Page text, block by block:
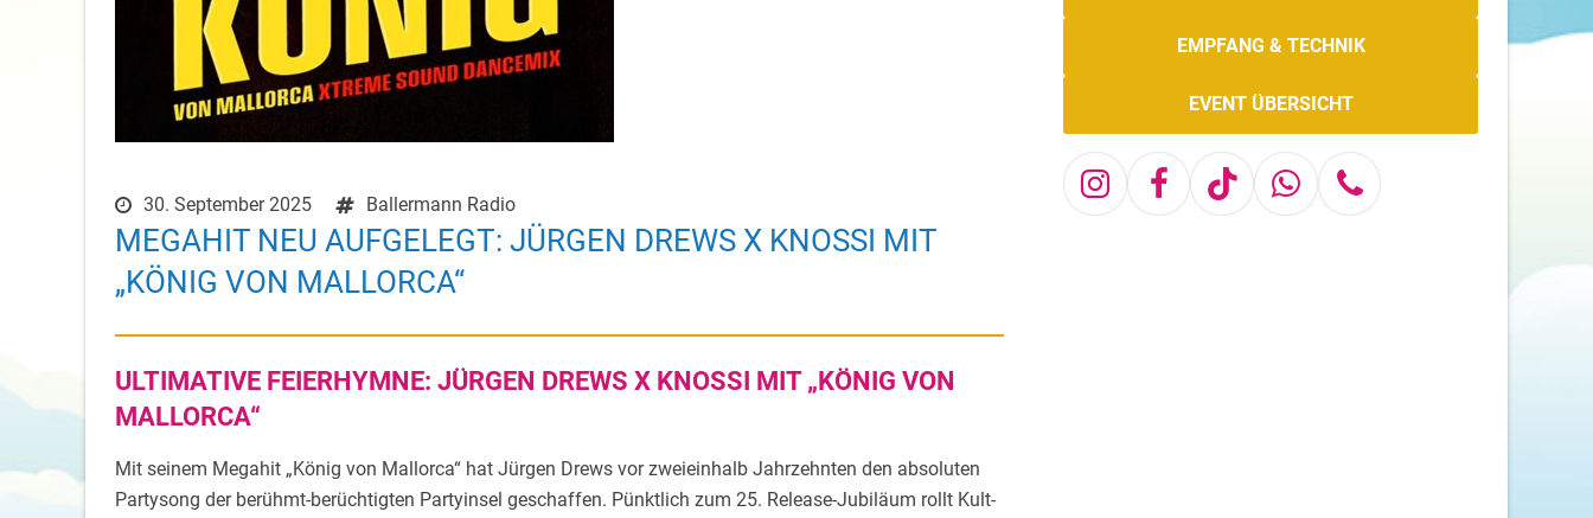
30. September 2025 Ballermann Radio
MEGAHIT NEU AUFGELEGT: JÜRGEN DREWS X KNOSSI MIT
„KÖNIG VON MALLORCA“
ULTIMATIVE FEIERHYMNE: JÜRGEN DREWS X KNOSSI MIT „KÖNIG VON
MALLORCA“
Mit seinem Megahit „König von Mallorca“ hat Jürgen Drews vor zweieinhalb Jahrzehnten den absoluten
Partysong der berühmt-berüchtigten Partyinsel geschaffen. Pünktlich zum 25. Release-Jubiläum rollt Kult-
EMPFANG & TECHNIK
EVENT ÜBERSICHT
Instagram
Facebook
TiktokWhatsapp
Telefon